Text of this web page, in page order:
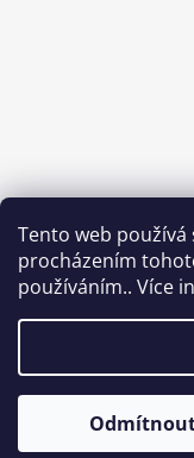
Tento web
procházením
používáním.. Více
© 2026 Egepard.cz.